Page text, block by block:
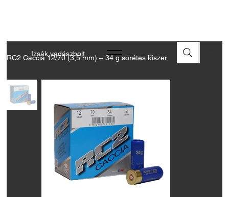
Izsák vadászbolt
RC2 Caccia 12/70 (3,5 mm) – 34 g sörétes lőszer